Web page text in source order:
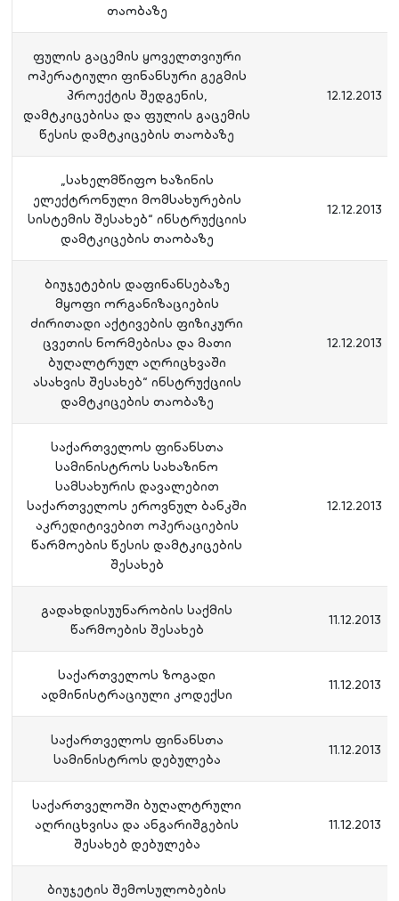
თაობაზე
ფულის გაცემის ყოველთვიური
ოპერატიული ფინანსური გეგმის
პროექტის შედგენის,
დამტკიცებისა და ფულის გაცემის
წესის დამტკიცების თაობაზე
12.12.2013
„სახელმწიფო ხაზინის
ელექტრონული მომსახურების
სისტემის შესახებ“ ინსტრუქციის
დამტკიცების თაობაზე
12.12.2013
ბიუჯეტების დაფინანსებაზე
მყოფი ორგანიზაციების
ძირითადი აქტივების ფიზიკური
ცვეთის ნორმებისა და მათი
ბუღალტრულ აღრიცხვაში
ასახვის შესახებ“ ინსტრუქციის
დამტკიცების თაობაზე
12.12.2013
საქართველოს ფინანსთა
სამინისტროს სახაზინო
სამსახურის დავალებით
საქართველოს ეროვნულ ბანკში
აკრედიტივებით ოპერაციების
წარმოების წესის დამტკიცების
შესახებ
12.12.2013
გადახდისუუნარობის საქმის
წარმოების შესახებ
11.12.2013
საქართველოს ზოგადი
ადმინისტრაციული კოდექსი
11.12.2013
საქართველოს ფინანსთა
სამინისტროს დებულება
11.12.2013
საქართველოში ბუღალტრული
აღრიცხვისა და ანგარიშგების
შესახებ დებულება
11.12.2013
ბიუჯეტის შემოსულობების